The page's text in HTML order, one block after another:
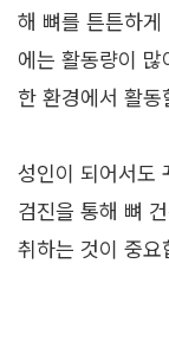
해 뼈를 튼튼하게
에는 활동량이
한 환경에서 활동
성인이 되어서도
검진을 통해 뼈
취하는 것이 중요